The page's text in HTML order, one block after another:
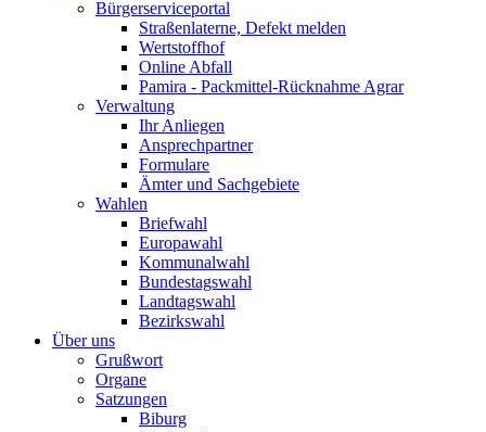
Bürgerserviceportal
Straßenlaterne, Defekt melden
Wertstoffhof
Online Abfall
Pamira - Packmittel-Rücknahme Agrar
Verwaltung
Ihr Anliegen
Ansprechpartner
Formulare
Ämter und Sachgebiete
Wahlen
Briefwahl
Europawahl
Kommunalwahl
Bundestagswahl
Landtagswahl
Bezirkswahl
Über uns
Grußwort
Organe
Satzungen
Biburg